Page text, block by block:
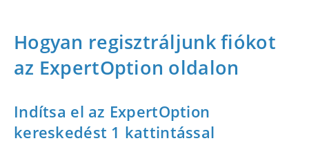
Hogyan regisztráljunk fiókot
az ExpertOption oldalon
Indítsa el az ExpertOption
kereskedést 1 kattintással